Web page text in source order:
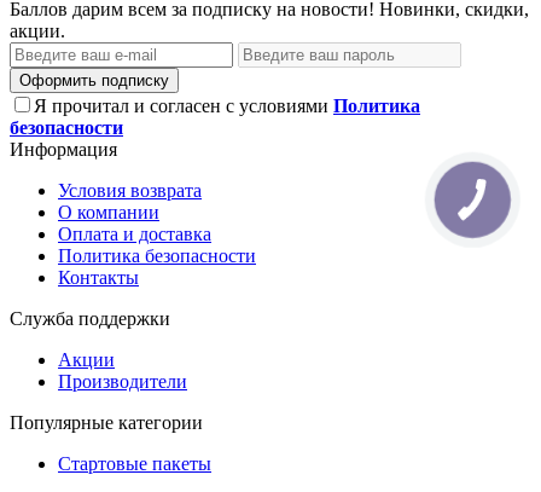
Баллов дарим всем за подписку на новости! Новинки, скидки,
акции.
Оформить подписку
Я прочитал и согласен с условиями Политика
безопасности
Информация
Условия возврата
О компании
Оплата и доставка
Политика безопасности
Контакты
Служба поддержки
Акции
Производители
Популярные категории
Стартовые пакеты